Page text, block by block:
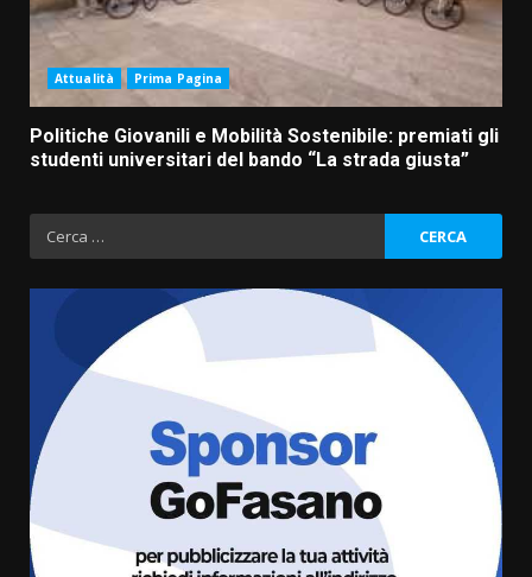
Attualità Prima Pagina
Politiche Giovanili e Mobilità Sostenibile: premiati gli
studenti universitari del bando “La strada giusta”
Ricerca
per:
3
Politiche Giovanili e Mobilità
Sostenibile: premiati gli studenti
universitari del bando “La strada
giusta”
8 Agosto 2026 07:15
“I Contestatori: Musica di
Rivoluzione”: nuovo
appuntamento con “Fasano in
Banda”